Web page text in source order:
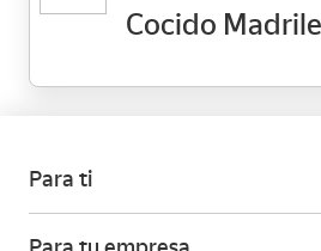
Cocido
Para ti